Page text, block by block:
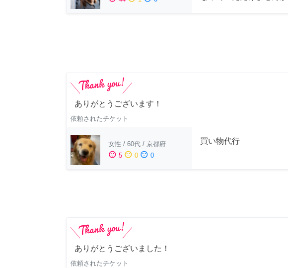
ありがとうございます！
依頼されたチケット
女性 / 60代 / 京都府
sentiment_satisfied 5 sentiment_neutral 0 sentiment_dissatisfied 0
買い物代行
ありがとうございました！
依頼されたチケット